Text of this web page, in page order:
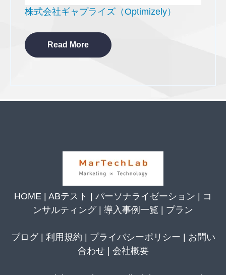
株式会社ギャプライズ（Optimizely）
Read More
HOME ABテスト パーソナライゼーション
コ
ンサルティング| 導入事例一覧 プラン
ブログ| 利用規約 プライバシーポリシー
お問い
合わせ| 会社概要